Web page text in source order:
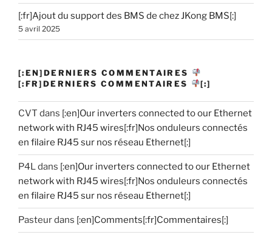
[:fr]Ajout du support des BMS de chez JKong BMS[:]
5 avril 2025
[:EN]DERNIERS COMMENTAIRES
[:FR]DERNIERS COMMENTAIRES
[:]
CVT dans [:en]Our inverters connected to our Ethernet
network with RJ45 wires[:fr]Nos onduleurs connectés
en filaire RJ45 sur nos réseau Ethernet[:]
P4Ldans [:en]Our inverters connected to our Ethernet
network with RJ45 wires[:fr]Nos onduleurs connectés
en filaire RJ45 sur nos réseau Ethernet[:]
Pasteurdans [:en]Comments[:fr]Commentaires[:]